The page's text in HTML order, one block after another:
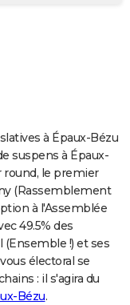
à Épaux-Bézu
suspens à Épaux-
round, le premier
(Rassemblement
à l'Assemblée
49.5% des
(Ensemble !) et ses
électoral se
: il s'agira du
Bézu.